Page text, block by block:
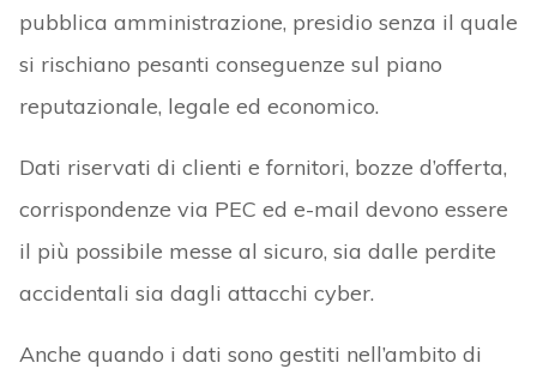
pubblica amministrazione, presidio senza il quale
si rischiano pesanti conseguenze sul piano
reputazionale, legale ed economico.
Dati riservati di clienti e fornitori, bozze d’offerta,
corrispondenze via PEC ed e-mail devono essere
il più possibile messe al sicuro, sia dalle perdite
accidentali sia dagli attacchi cyber.
Anche quando i dati sono gestiti nell’ambito di